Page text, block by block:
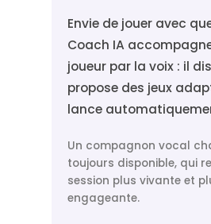
Envie de jouer avec
Coach IA
joueur par la voix : il
propose des jeux
lance
Un compagnon vocal
toujours disponible, qui
session plus vivante et
engageante.